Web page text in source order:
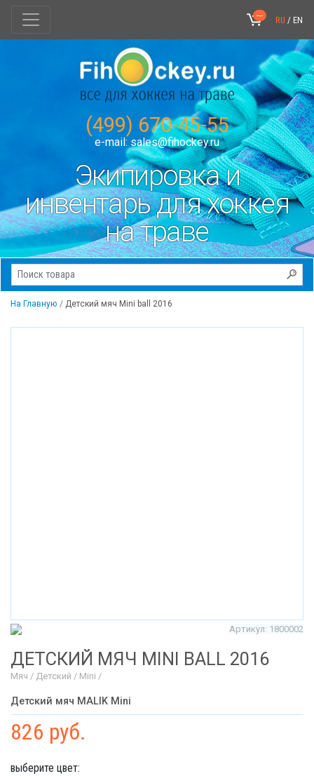
--- RU / EN
(499) 670-45-55
e-mail: sales@fihockey.ru
Экипировка и
инвентарь для хоккея
на траве
На Главную Детский мяч Mini ball 2016
Артикул: 1800002
ДЕТСКИЙ МЯЧ MINI BALL 2016
Мяч / Детский / Mini /
Детский мяч MALIK Mini
826 руб.
выберите цвет: